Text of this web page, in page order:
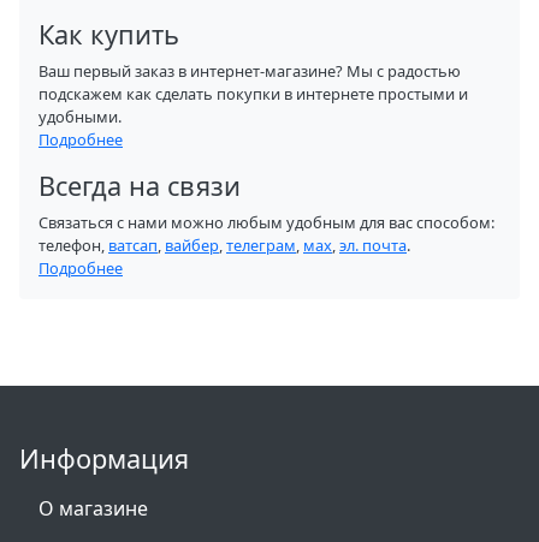
Как купить
Ваш первый заказ в интернет-магазине? Мы с радостью
подскажем как сделать покупки в интернете простыми и
удобными.
Подробнее
Всегда на связи
Связаться с нами можно любым удобным для вас способом:
телефон, ватсап, вайбер,телеграм, мах,эл. почта.
Подробнее
Информация
О магазине